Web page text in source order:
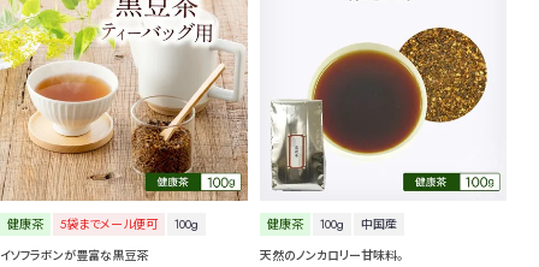
健康茶 5袋までメール便可
100g
イソフラボンが豊富な黒豆茶
健康茶 100g
中国産
天然のノンカロリー甘味料。